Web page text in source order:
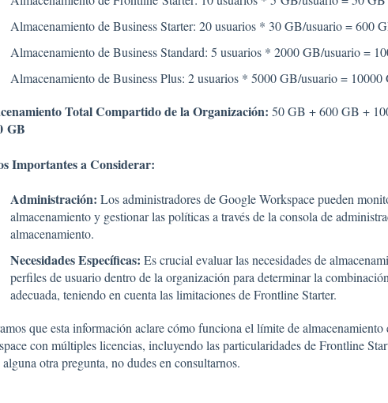
Almacenamiento de Business Starter: 20 usuarios * 30 GB/usuario = 600
Almacenamiento de Business Standard: 5 usuarios * 2000 GB/usuario =
Almacenamiento de Business Plus: 2 usuarios * 5000 GB/usuario = 10000
Total Compartido de la Organización: 50 GB + 600 GB +
GB
Importantes a Considerar:
Administración: Los administradores de Google Workspace pueden
almacenamiento y gestionar las políticas a través de la consola de
almacenamiento.
Necesidades Específicas: Es crucial evaluar las necesidades de
perfiles de usuario dentro de la organización para determinar la
adecuada, teniendo en cuenta las limitaciones de Frontline Starter.
que esta información aclare cómo funciona el límite de
con múltiples licencias, incluyendo las particularidades de Frontline
alguna otra pregunta, no dudes en consultarnos.